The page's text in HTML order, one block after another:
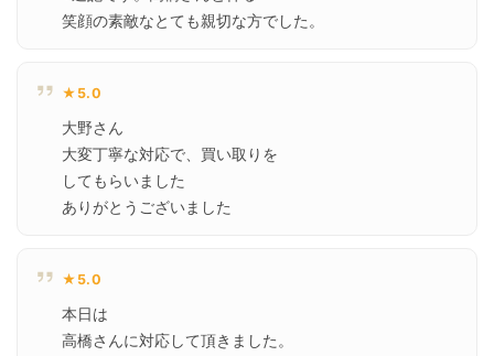
笑顔の素敵なとても親切な方でした。
★5.0
大野さん
大変丁寧な対応で、買い取りを
してもらいました
ありがとうございました
★5.0
本日は
高橋さんに対応して頂きました。